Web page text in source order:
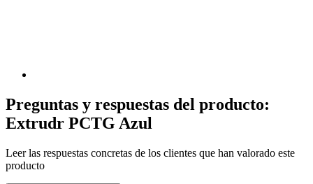
Preguntas y respuestas del producto:
Extrudr PCTG Azul
Leer las respuestas concretas de los clientes que han valorado este
producto